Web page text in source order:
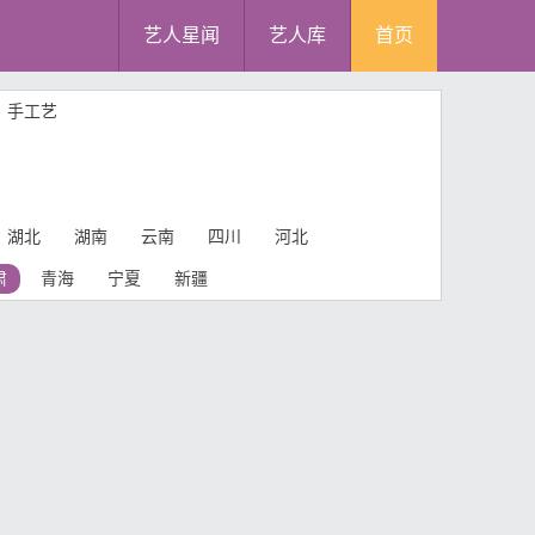
艺人星闻 艺人库 首页
手工艺
湖北 湖南 云南 四川 河北
青海 宁夏 新疆